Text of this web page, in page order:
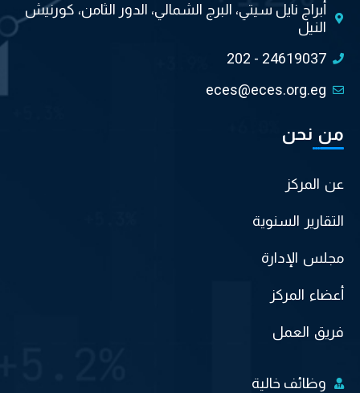
أبراج نايل سيتي، البرج الشمالي، الدور الثامن، كورنيش
النيل
202 - 24619037
eces@eces.org.eg
من نحن
عن المركز
التقارير السنوية
مجلس الإدارة
أعضاء المركز
فريق العمل
وظائف خالية